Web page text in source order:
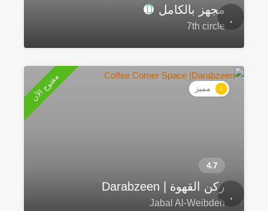
مجهز بالكامل
7th circle
مميز مفتوح الآن
ركن القهوة | Darabzeen
Jabal Al-Weibdeh